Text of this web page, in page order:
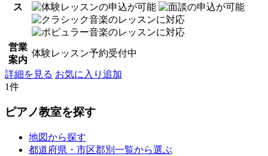
ス
営業
案内
体験レッスン予約受付中
詳細を見る お気に入り追加
1件
ピアノ教室を探す
地図から探す
都道府県・市区郡別一覧から選ぶ